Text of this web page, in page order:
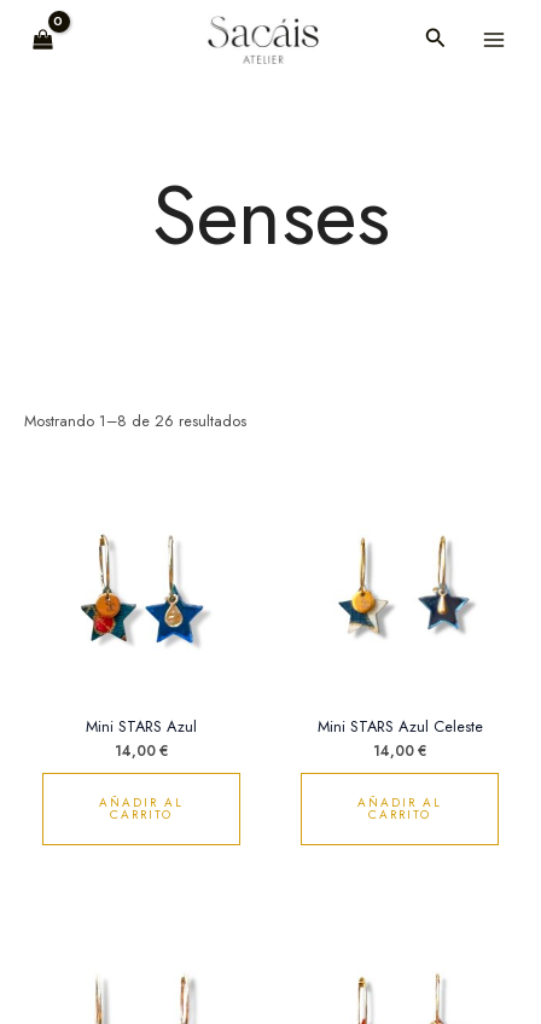
Buscar
Senses
Mostrando 1–8 de 26 resultados
Mini STARS Azul
14,00€
AÑADIR AL
CARRITO
Mini STARS Azul Celeste
14,00€
AÑADIR AL
CARRITO